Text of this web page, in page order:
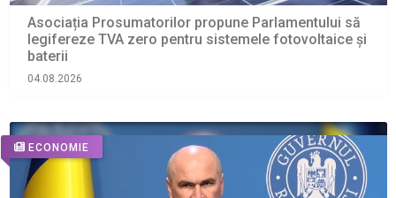
Asociația Prosumatorilor propune Parlamentului să
legifereze TVA zero pentru sistemele fotovoltaice și
baterii
04.08.2026
ECONOMIE